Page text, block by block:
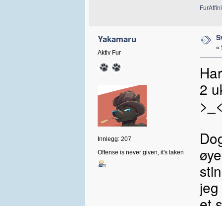
Yakamaru
Aktiv Fur
Innlegg: 207
Offense is never given, it's taken
«
2